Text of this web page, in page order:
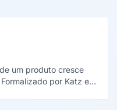
um produto cresce
por Katz e